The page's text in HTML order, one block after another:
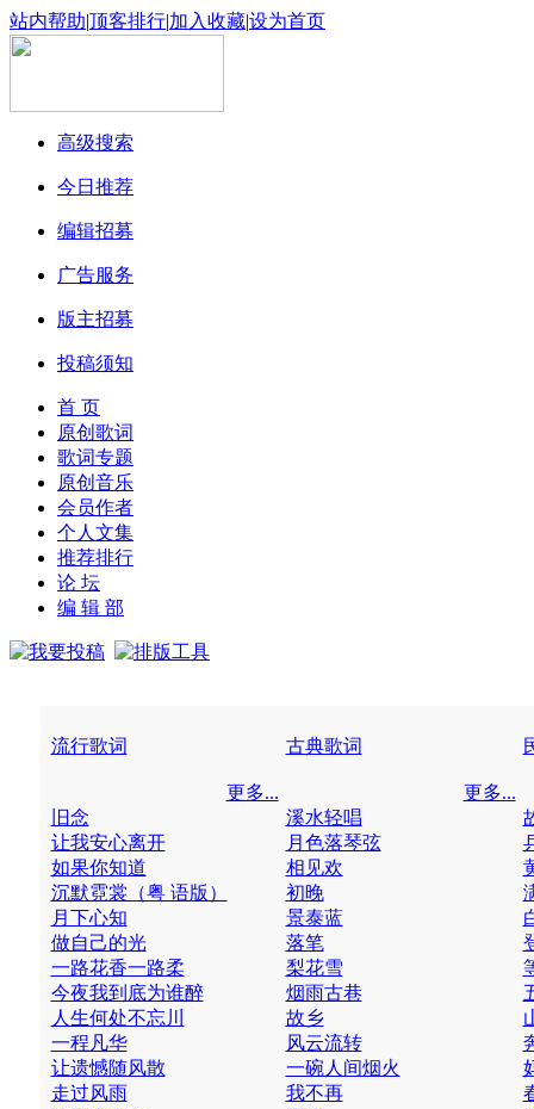
站内帮助|顶客排行|加入收藏|设为首页
高级搜索
今日推荐
编辑招募
广告服务
版主招募
投稿须知
首 页
原创歌词
歌词专题
原创音乐
会员作者
个人文集
推荐排行
论 坛
编 辑 部
流行歌词
更多...
旧念
让我安心离开
如果你知道
沉默霓裳（粤 语版）
月下心知
做自己的光
一路花香一路柔
今夜我到底为谁醉
人生何处不忘川
一程凡华
让遗憾随风散
走过风雨
古典歌词
更多...
溪水轻唱
月色落琴弦
相见欢
初晚
景泰蓝
落笔
梨花雪
烟雨古巷
故乡
风云流转
一碗人间烟火
我不再